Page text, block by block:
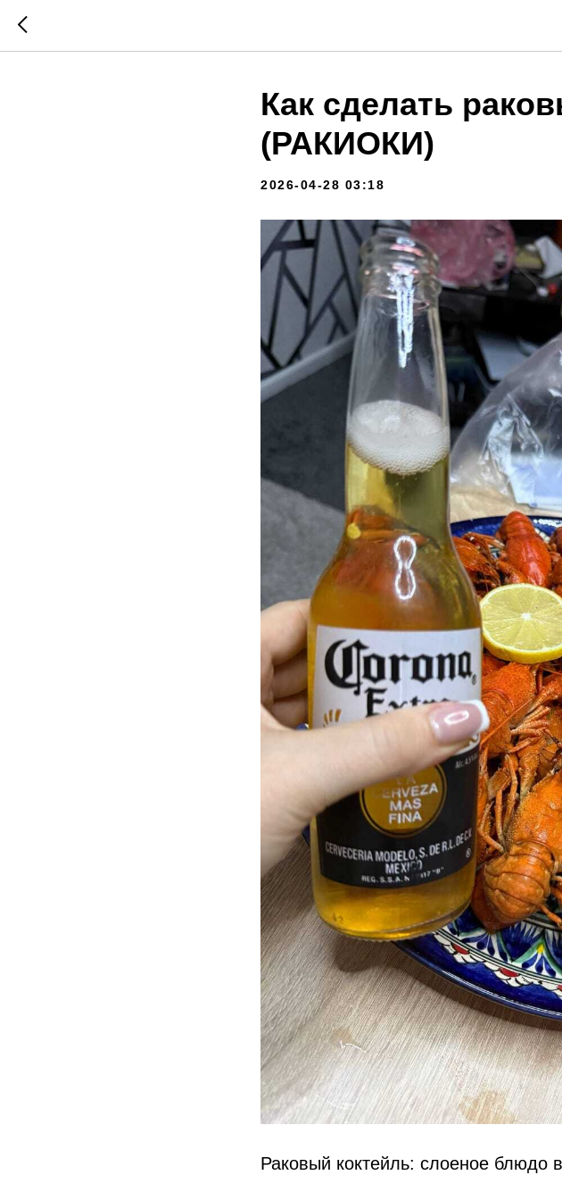
Как сделать
(РАКИОКИ)
2026-04-28 03:18
Раковый коктейль: слоеное блюдо